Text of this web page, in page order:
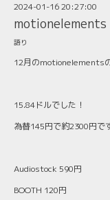
2024-01-16 20:27:00
motionelements
語り
12月のmotionelements
15.84ドルでした！
為替145円で約2300円で
Audiostock 590円
BOOTH 120円